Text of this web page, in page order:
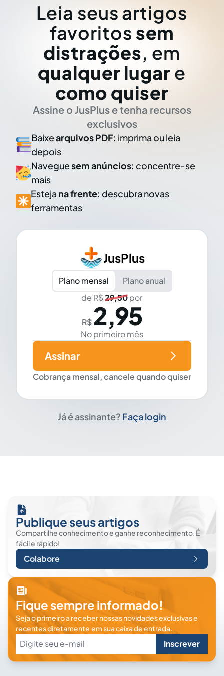
Leia seus artigos
favoritos sem
distrações, em
qualquer lugar e
como quiser
Assine o JusPlus e tenha recursos
exclusivos
Baixearquivos PDF: imprima ou leia
depois
Naveguesem anúncios: concentre-se
mais
Esteja na frente: descubra novas
ferramentas
JusPlus
Plano mensal
Plano anual
de R$29,50por
R$ 2,95
No primeiro mês
Cobrança mensal, cancele quando quiser
Assinar
Já é assinante? Faça login
Publique seus artigos
Compartilhe conhecimento e ganhe reconhecimento. É
fácil e rápido!
Colabore
Fique sempre informado!
Seja o primeiro a receber nossas novidades exclusivas e
recentes diretamente em sua caixa de entrada.
Inscrever